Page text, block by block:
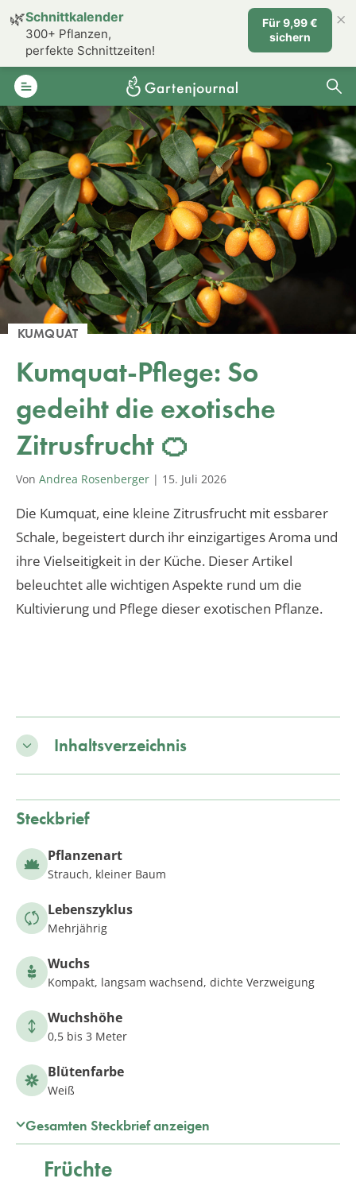
KUMQUAT
Kumquat-Pflege: So
gedeiht die exotische
Zitrusfrucht 🍊
Von Andrea Rosenberger | 15. Juli 2026
Die Kumquat, eine kleine Zitrusfrucht mit essbarer
Schale, begeistert durch ihr einzigartiges Aroma und
ihre Vielseitigkeit in der Küche. Dieser Artikel
beleuchtet alle wichtigen Aspekte rund um die
Kultivierung und Pflege dieser exotischen Pflanze.
Inhaltsverzeichnis
Steckbrief
Pflanzenart
Strauch, kleiner Baum
Lebenszyklus
Mehrjährig
Wuchs
Kompakt, langsam wachsend, dichte Verzweigung
Wuchshöhe
0,5 bis 3 Meter
Blütenfarbe
Weiß
Gesamten Steckbrief anzeigen
Früchte
🌿Schnittkalender
300+ Pflanzen,
perfekte Schnittzeiten!
Für 9,99 €
sichern
×